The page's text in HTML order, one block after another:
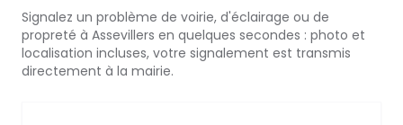
Signalez un problème de voirie, d'éclairage ou de
propreté à Assevillers en quelques secondes : photo et
localisation incluses, votre signalement est transmis
directement à la mairie.